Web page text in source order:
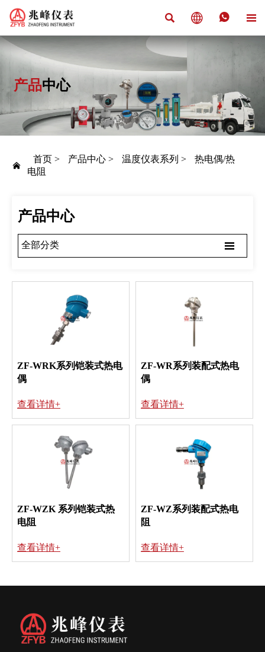
   
产品中心

首页 > 产品中心 > 温度仪表系列 >
热电偶/热
电阻
产品中心
全部分类 
ZF-WRK系列铠装式热电
偶
查看详情+
ZF-WR系列装配式热电
偶
查看详情+
ZF-WZK 系列铠装式热
电阻
查看详情+
ZF-WZ系列装配式热电
阻
查看详情+